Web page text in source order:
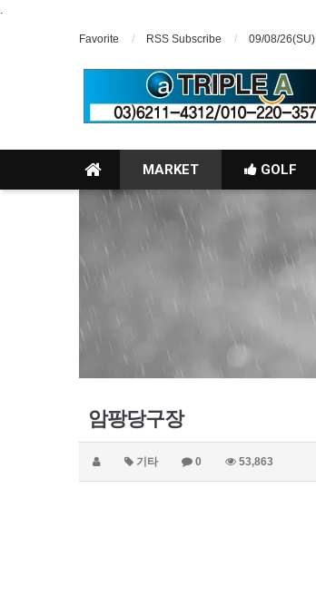
.
Favorite RSS Subscribe 09/08/26(SU)
MARKET GOLF
암팡당구장
기타 0 53,863